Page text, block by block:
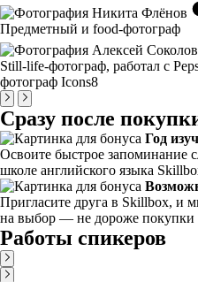
Предметный и food-фотограф
Still-life-фотограф, работал с
фотограф Icons8
Сразу после
Год
Освоите быстрое запоминание
школе английского языка
Пригласите друга в Skillbox, и
на выбор — не дороже покупки
Работы спикеров